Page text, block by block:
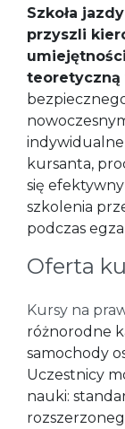
Szkoła
przyszli
teoretyczną
kursanta,
się
szkolenia
podczas
Oferta
Kursy na
różnorodne
samochody
Uczestnicy
nauki: